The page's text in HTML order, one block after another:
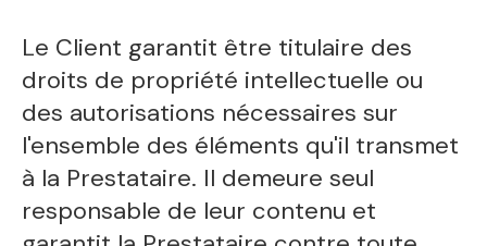
Le Client garantit être titulaire des
droits de propriété intellectuelle ou
des autorisations nécessaires sur
l'ensemble des éléments qu'il transmet
à la Prestataire. Il demeure seul
responsable de leur contenu et